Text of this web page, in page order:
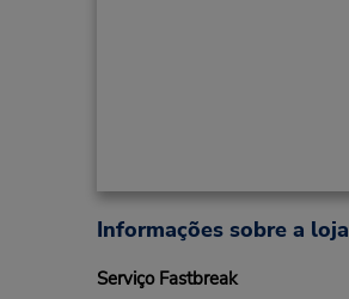
Informações sobre a loja
Serviço Fastbreak